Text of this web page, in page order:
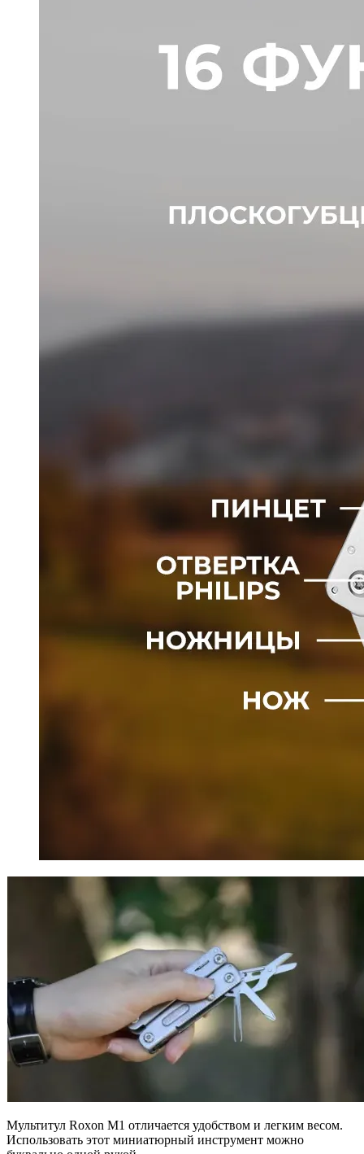
Мультитул Roxon M1 отличается удобством и легким весом.
Использовать этот миниатюрный инструмент можно